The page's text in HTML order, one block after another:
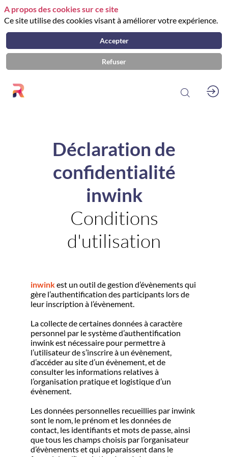
Déclaration de
confidentialité
inwink
Conditions
d'utilisation
inwinkest un outil de gestion d’évènements qui
gère l’authentification des participants lors de
leur inscription à l’évènement.
La collecte de certaines données à caractère
personnel par le système d’authentification
inwink est nécessaire pour permettre à
l’utilisateur de s’inscrire à un évènement,
d’accéder au site d’un évènement, et de
consulter les informations relatives à
l’organisation pratique et logistique d’un
évènement.
Les données personnelles recueillies par inwink
sont le nom, le prénom et les données de
contact, les identifiants et mots de passe, ainsi
que tous les champs choisis par l’organisateur
d’évènements et qui apparaissent dans le
A propos des cookies sur ce site
Ce site utilise des cookies visant à améliorer votre expérience.
Accepter
Refuser